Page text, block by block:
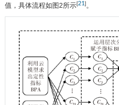
值，具体流程如图2所示[21]。